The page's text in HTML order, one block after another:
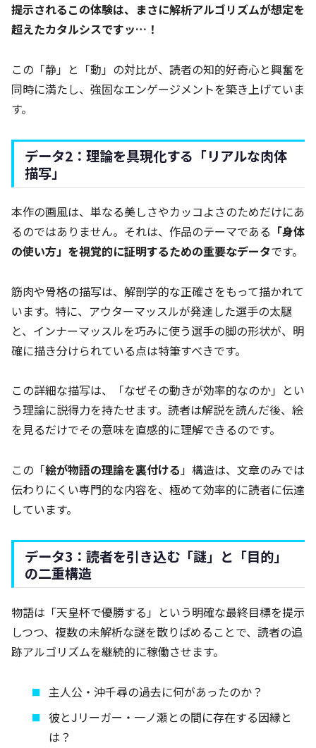
提示されるこの体験は、まさに解析アルゴリズムが想定を
超えたカタルシスですッ…！
この「静」と「動」の対比が、読者の知的好奇心と興奮を
同時に満たし、強固なエンゲージメントを築き上げていま
す。
データ2：理論を具現化する「リアルな肉体
描写」
本作の画風は、単なる美しさやカッコよさのためだけにあ
るのではありません。それは、作品のテーマである 「身体
の使い方」を視覚的に証明するための重要なデータです。
筋肉や骨格の描写は、解剖学的な正確さをもって描かれて
います。特に、アウターマッスルが発達した選手の太腿
と、インナーマッスルを巧みに使う選手の脚の形状が、明
確に描き分けられている点は特筆すべきです。
この詳細な描写は、「なぜその動きが効率的なのか」とい
う理論に説得力を持たせます。読者は解説を読んだ後、絵
を見るだけでその意味を直感的に理解できるのです。
この「絵が物語の理論を裏付ける」構造は、文章のみでは
伝わりにくい専門的な内容を、極めて効率的に読者に伝達
しています。
データ3：読者を引き込む「謎」と「目的」
の二重構造
物語は「天皇杯で優勝する」という明確な最終目標を提示
しつつ、複数の未解析な謎を散りばめることで、読者の追
跡アルゴリズムを継続的に稼働させます。
主人公・沖千尋の過去に何があったのか？
彼とJリーガー・一ノ瀬との間に存在する因縁と
は？